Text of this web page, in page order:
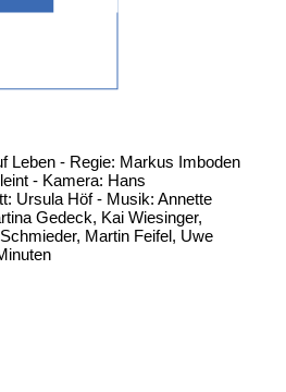
Leben - Regie: Markus Imboden
- Kamera: Hans
Ursula Höf - Musik: Annette
Gedeck, Kai Wiesinger,
Martin Feifel, Uwe